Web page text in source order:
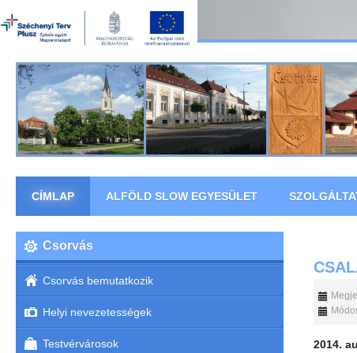
CÍMLAP ALFÖLD SLOW EGYESÜLET
2014.
Csorvás
Csorvás bemutatkozik
Helyi nevezetességek
Testvérvárosok